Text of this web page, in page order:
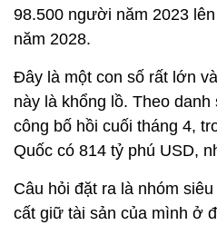
98.500 người năm 2023
năm 2028.
Đây là một con số rất lớn
này là khổng lồ. Theo
công bố hồi cuối tháng 4,
Quốc có 814 tỷ phú USD,
Câu hỏi đặt ra là nhóm
cất giữ tài sản của mình ở